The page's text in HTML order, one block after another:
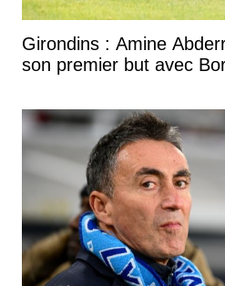
Girondins : Amine
son premier but avec